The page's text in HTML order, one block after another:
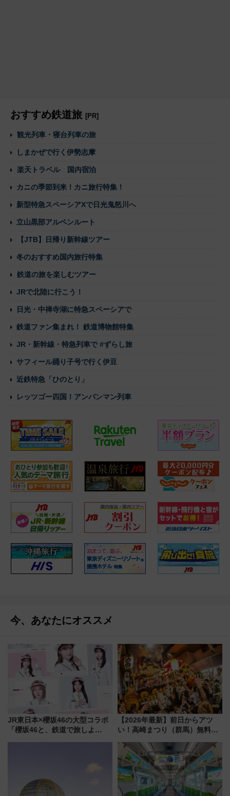
おすすめ鉄道旅 [PR]
観光列車・寝台列車の旅
しまかぜで行く伊勢志摩
楽天トラベル 国内宿泊
カニの季節到来！カニ旅行特集！
新型特急スペーシアXで日光鬼怒川へ
立山黒部アルペンルート
【JTB】日帰り新幹線ツアー
冬のおすすめ国内旅行特集
鉄道の旅を楽しむツアー
JRで北陸に行こう！
日光・中禅寺湖に特急スペーシアで
鉄道ファン集まれ！ 鉄道博物館特集
JR・新幹線・特急列車で #ずらし旅
サフィール踊り子号で行く伊豆
近鉄特急「ひのとり」
レッツゴー四国！アンパンマン列車
今、あなたにオススメ
JR東日本×櫻坂46の大型コラボ
「櫻坂46と、鉄道で旅しよ
【2026年最新】前日からアツ
い！高崎まつり（群馬）無料観
しまで